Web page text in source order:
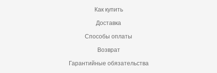
Как купить
Доставка
Способы оплаты
Возврат
Гарантийные обязательства